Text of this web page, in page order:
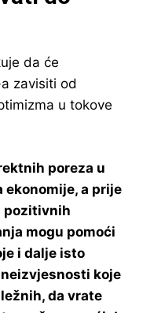
da će
zavisiti od
u tokove
poreza u
ekonomije, a prije
pozitivnih
mogu pomoći
i dalje isto
koje
da vrate